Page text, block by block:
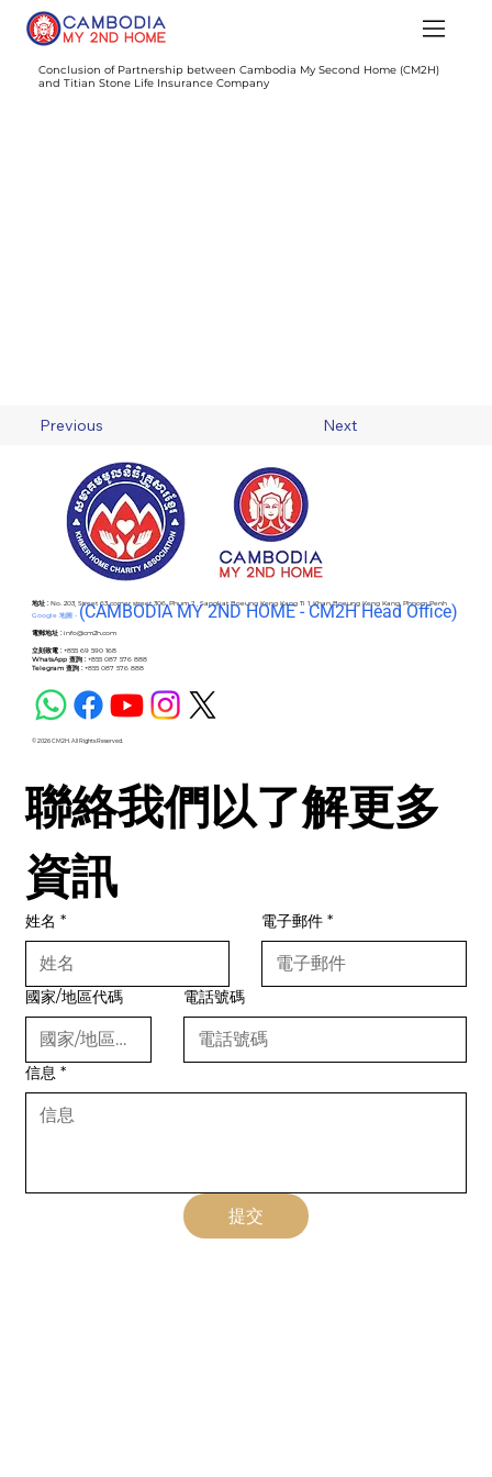
Conclusion of Partnership between Cambodia My Second Home (CM2H)
and Titian Stone Life Insurance Company
Previous Next
地址 :No. 203, Street 63 corner street 306, Phum 2 , Sangkat Boeung Keng Kang Ti 1, Khan Boeung Keng Kang, Phnom Penh
Google 地圖 - (CAMBODIA MY 2ND HOME - CM2H Head Office)
電郵地址 : info@cm2h.com
立刻致電 :+855 69 590 168
WhatsApp 查詢 :+855 087 576 888
Telegram 查詢 :+855 087 576 888
© 2026 CM2H. All Rights Reserved.
聯絡我們以了解更多
資訊
姓名 * 電子郵件 *
國家/地區代碼 電話號碼
信息 *
提交